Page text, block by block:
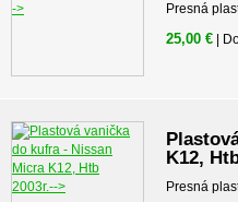
Presná
25,00 € |
K12,
Presná